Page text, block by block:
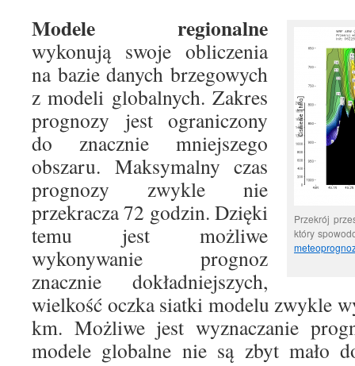
Przekrój
który
Modele regionalne
wykonują swoje obliczenia
na bazie danych brzegowych
z modeli globalnych. Zakres
prognozy jest ograniczony
do znacznie mniejszego
obszaru. Maksymalny czas
prognozy zwykle nie
przekracza 72 godzin. Dzięki
temu jest możliwe
wykonywanie prognoz
znacznie dokładniejszych,
wielkość oczka siatki modelu zwykle
km. Możliwe jest wyznaczanie
modele globalne nie są zbyt mało